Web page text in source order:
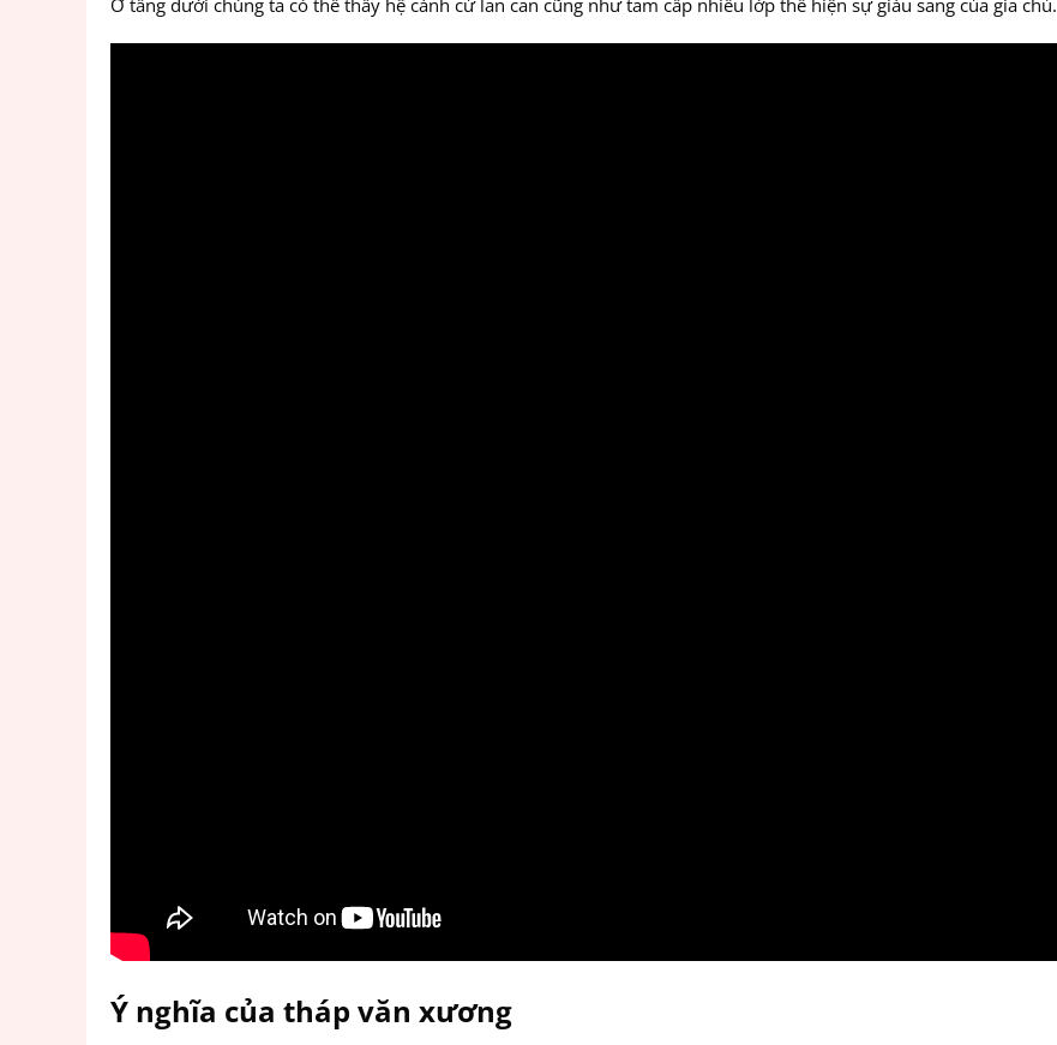
Ở tầng dưới chùng ta có thể thấy hệ cánh cử lan can cũng như tam cấp nhiều lớp thể hiện sự giàu sang của gia chủ.
Ý nghĩa của tháp văn xương